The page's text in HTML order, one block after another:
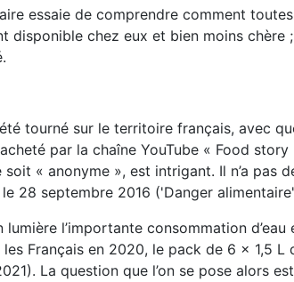
essaie de comprendre comment
disponible chez eux et bien moins chère
tourné sur le territoire français, avec
par la chaîne YouTube « Food
« anonyme », est intrigant. Il n’a pas
28 septembre 2016 ('Danger
l’importante consommation
Français en 2020, le pack de 6 x 1,5
La question que l’on se pose